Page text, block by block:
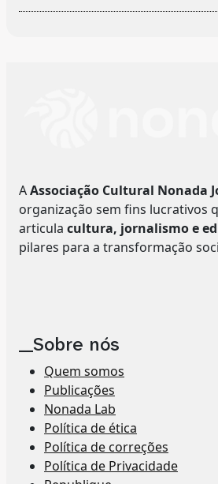
AAssociação Cultural Nonada
organização sem fins lucrativos
articula cultura, jornalismo e
pilares para a transformação
__Sobre nós
Quem somos
Publicações
Nonada Lab
Política de ética
Política de correções
Política de Privacidade